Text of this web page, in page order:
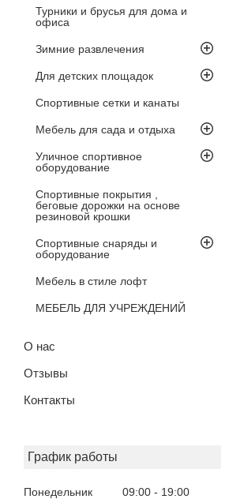
Турники и брусья для дома и
офиса
Зимние развлечения
Для детских площадок
Спортивные сетки и канаты
Мебель для сада и отдыха
Уличное спортивное
оборудование
Спортивные покрытия ,
беговые дорожки на основе
резиновой крошки
Спортивные снаряды и
оборудование
Мебель в стиле лофт
МЕБЕЛЬ ДЛЯ УЧРЕЖДЕНИЙ
О нас
Отзывы
Контакты
График работы
Понедельник 09:00
19:00